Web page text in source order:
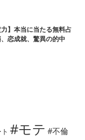
力】本当に当たる無料占
恋成就、驚異の的中
#モテ #不倫